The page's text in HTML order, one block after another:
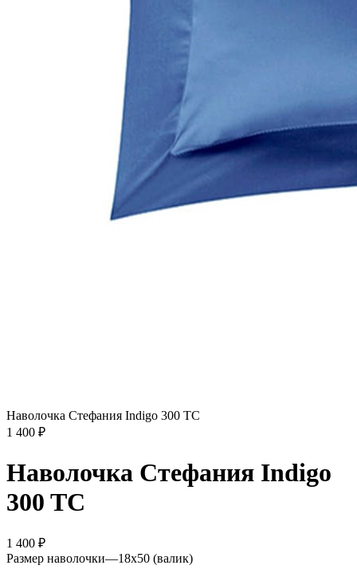
Наволочка Стефания Indigo 300 TC
1 400 ₽
Наволочка Стефания Indigo
300 TC
1 400 ₽
Размер наволочки—18х50 (валик)